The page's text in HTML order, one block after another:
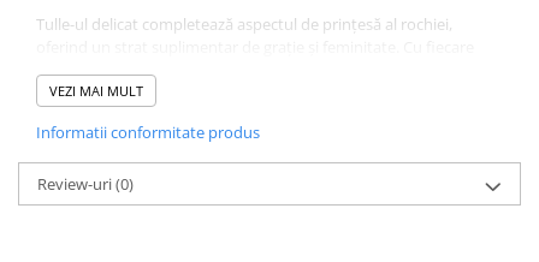
Tulle-ul delicat completează aspectul de prințesă al rochiei,
pas, tulle-ul adaugă o notă de mișcare și volum, transformând
micuța dumneavoastră într-o apariție uimitoare.
Fabricată din materiale de înaltă calitate, această rochie este
concepută pentru a oferi confort și libertate de mișcare pe tot
parcursul evenimentului. Croiala elegantă și finisajele impecabile
completează aspectul rafinat și sofisticat al acestei rochii de
VEZI MAI MULT
Informatii conformitate produs
Review-uri(0)